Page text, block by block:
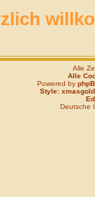
Alle
Alle
Powered by
Style: xmasgold
Deutsche